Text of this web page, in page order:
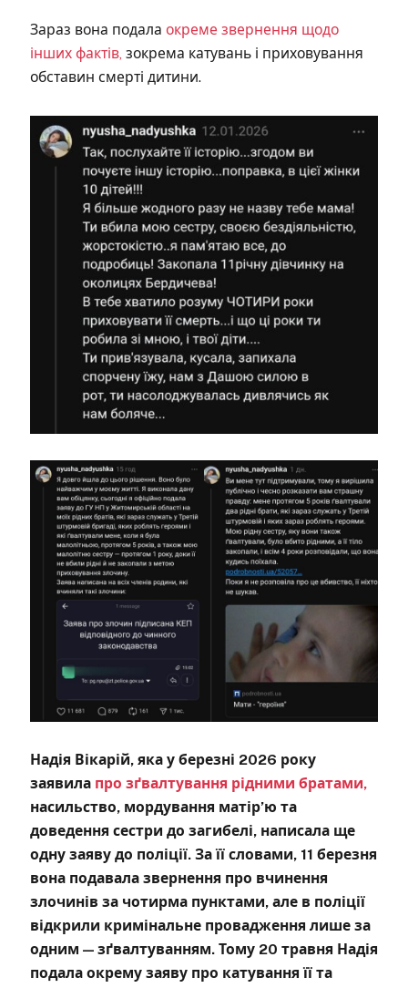
Зараз вона подала окреме звернення щодо
інших фактів, зокрема катувань і приховування
обставин смерті дитини.
Надія Вікарій, яка у березні 2026 року
заявила про зґвалтування рідними братами,
насильство, мордування матір’ю та
доведення сестри до загибелі, написала ще
одну заяву до поліції. За її словами, 11 березня
вона подавала звернення про вчинення
злочинів за чотирма пунктами, але в поліції
відкрили кримінальне провадження лише за
одним — зґвалтуванням. Тому 20 травня Надія
подала окрему заяву про катування її та